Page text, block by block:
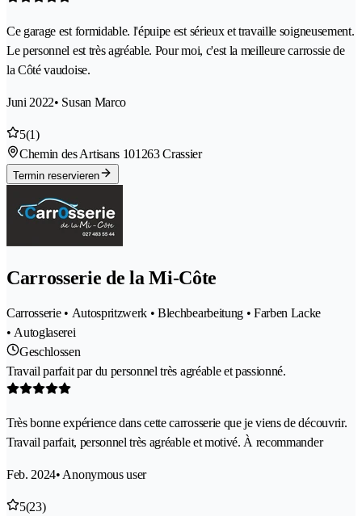
Ce garage est formidable. l'épuipe est sérieux et travaille soigneusement.
Le personnel est très agréable. Pour moi, c'est la meilleure carrossie de
la Côté vaudoise.
Juni 2022• Susan Marco
5(1)
Chemin des Artisans 101263 Crassier
Termin reservieren
Carrosserie de la Mi-Côte
Carrosserie • Autospritzwerk • Blechbearbeitung • Farben Lacke
• Autoglaserei
Geschlossen
Travail parfait par du personnel très agréable et passionné.
Très bonne expérience dans cette carrosserie que je viens de découvrir.
Travail parfait, personnel très agréable et motivé. À recommander
Feb. 2024• Anonymous user
5(23)